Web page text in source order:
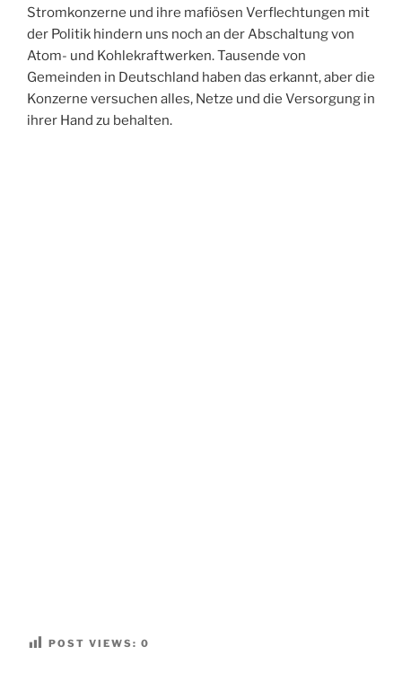
Stromkonzerne und ihre mafiösen Verflechtungen mit
der Politik hindern uns noch an der Abschaltung von
Atom- und Kohlekraftwerken. Tausende von
Gemeinden in Deutschland haben das erkannt, aber die
Konzerne versuchen alles, Netze und die Versorgung in
ihrer Hand zu behalten.
POST VIEWS: 0